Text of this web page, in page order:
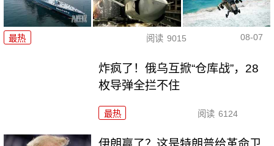
最热 阅读 9015 08-07
炸疯了！俄乌互掀“仓库战”，28
枚导弹全拦不住
最热 阅读 6124